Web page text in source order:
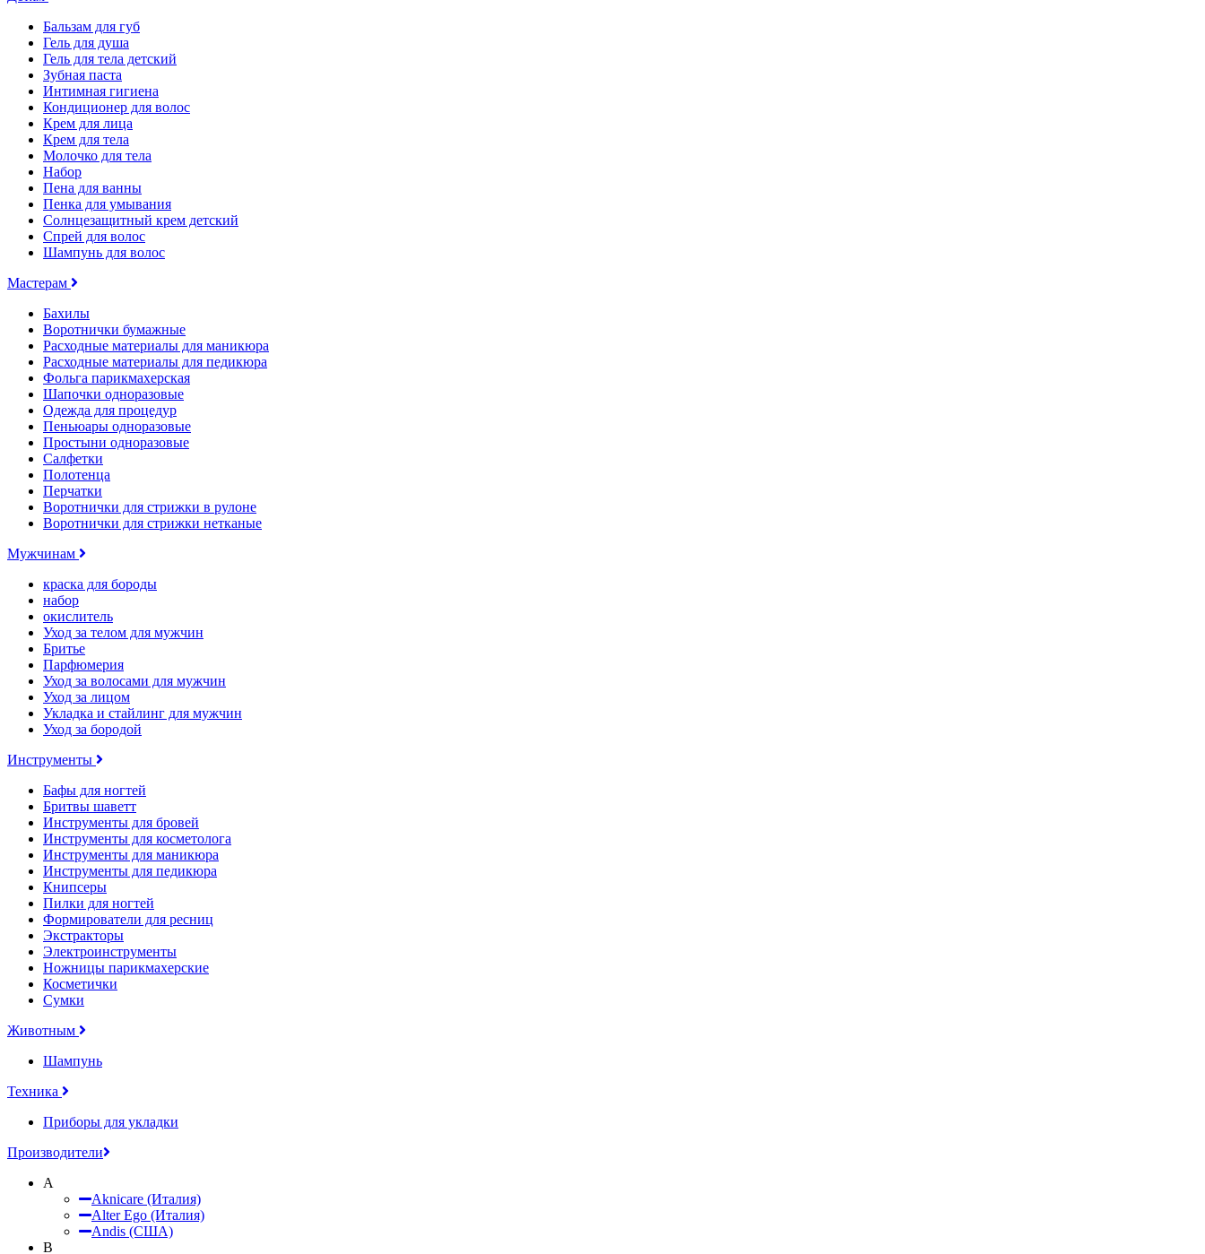
Бальзам для губ
Гель для душа
Гель для тела детский
Зубная паста
Интимная гигиена
Кондиционер для волос
Крем для лица
Крем для тела
Молочко для тела
Набор
Пена для ванны
Пенка для умывания
Солнцезащитный крем детский
Спрей для волос
Шампунь для волос
Мастерам
Бахилы
Воротнички бумажные
Расходные материалы для маникюра
Расходные материалы для педикюра
Фольга парикмахерская
Шапочки одноразовые
Одежда для процедур
Пеньюары одноразовые
Простыни одноразовые
Салфетки
Полотенца
Перчатки
Воротнички для стрижки в рулоне
Воротнички для стрижки нетканые
Мужчинам
краска для бороды
набор
окислитель
Уход за телом для мужчин
Бритье
Парфюмерия
Уход за волосами для мужчин
Уход за лицом
Укладка и стайлинг для мужчин
Уход за бородой
Инструменты
Бафы для ногтей
Бритвы шаветт
Инструменты для бровей
Инструменты для косметолога
Инструменты для маникюра
Инструменты для педикюра
Книпсеры
Пилки для ногтей
Формирователи для ресниц
Экстракторы
Электроинструменты
Ножницы парикмахерские
Косметички
Сумки
Животным
Шампунь
Техника
Приборы для укладки
Производители
A
Aknicare (Италия)
Alter Ego (Италия)
Andis (США)
B